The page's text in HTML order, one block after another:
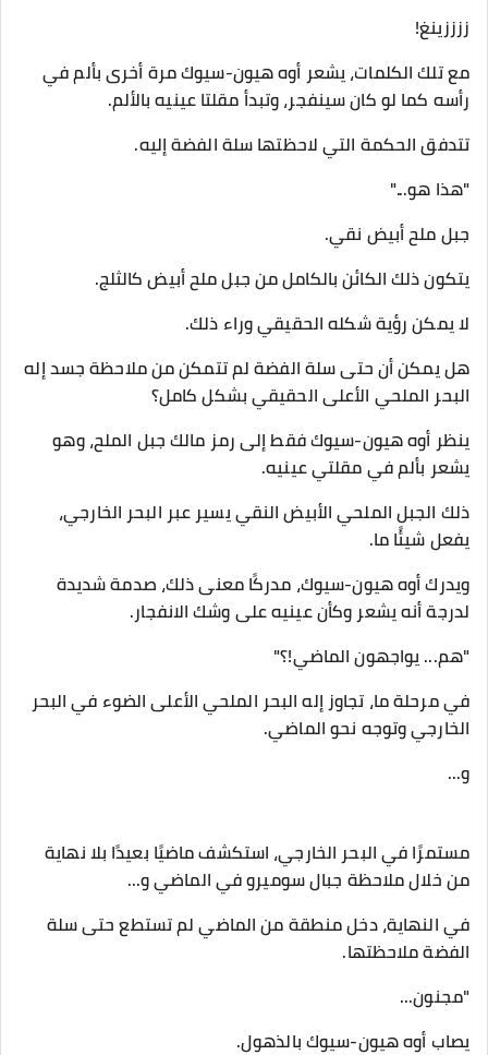
ززززينغ!
مع تلك الكلمات، يشعر أوه هيون-سيوك مرة أخرى بألم في
رأسه كما لو كان سينفجر، وتبدأ مقلتا عينيه بالألم.
تتدفق الحكمة التي لاحظتها سلة الفضة إليه.
"هذا هو..."
جبل ملح أبيض نقي.
يتكون ذلك الكائن بالكامل من جبل ملح أبيض كالثلج.
لا يمكن رؤية شكله الحقيقي وراء ذلك.
هل يمكن أن حتى سلة الفضة لم تتمكن من ملاحظة جسد إله
البحر الملحي الأعلى الحقيقي بشكل كامل؟
ينظر أوه هيون-سيوك فقط إلى رمز مالك جبل الملح، وهو
يشعر بألم في مقلتي عينيه.
ذلك الجبل الملحي الأبيض النقي يسير عبر البحر الخارجي،
يفعل شيئًا ما.
ويدرك أوه هيون-سيوك، مدركًا معنى ذلك، صدمة شديدة
لدرجة أنه يشعر وكأن عينيه على وشك الانفجار.
"هم... يواجهون الماضي!؟"
في مرحلة ما، تجاوز إله البحر الملحي الأعلى الضوء في البحر
الخارجي وتوجه نحو الماضي.
و...
مستمرًا في البحر الخارجي، استكشف ماضيًا بعيدًا بلا نهاية
من خلال ملاحظة جبال سوميرو في الماضي و...
في النهاية، دخل منطقة من الماضي لم تستطع حتى سلة
الفضة ملاحظتها.
"مجنون...
يصاب أوه هيون-سيوك بالذهول.